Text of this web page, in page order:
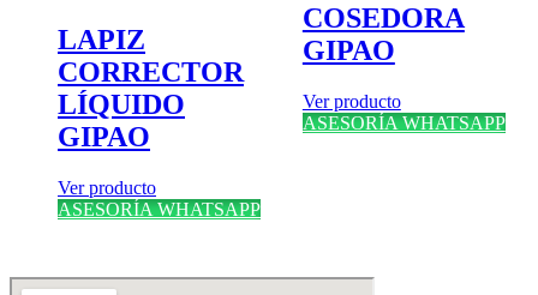
LAPIZ
CORRECTOR
LÍQUIDO
GIPAO
Ver producto
ASESORÍA WHATSAPP
COSEDORA
GIPAO
Ver producto
ASESORÍA WHATSAPP